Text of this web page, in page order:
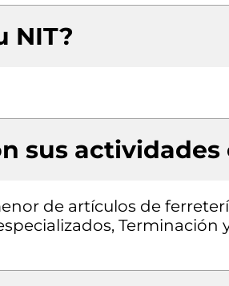
NIT?
sus
de artículos de
Terminación